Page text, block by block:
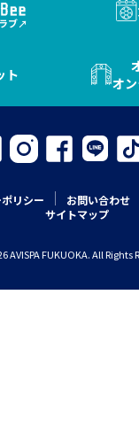
ブ
ト
オ
リシー お問い合わせ
サイトマップ
AVISPA FUKUOKA. All Rights